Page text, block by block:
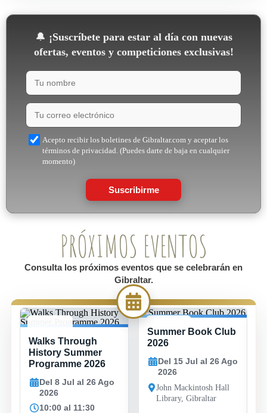
🔔 ¡Suscríbete para estar al día con nuevas
ofertas, eventos y competiciones exclusivas!
Acepto recibir los boletines de Gibraltar.com y aceptar los
términos de privacidad. (Puedes darte de baja en cualquier
momento)
Suscribirme
PRÓXIMOS EVENTOS
Consulta los próximos eventos que se celebrarán en
Gibraltar.
Through
Summer
2026
8 Jul al 26 Ago
al 11:30
Summer Book Club
Del 15 Jul al 26 Ago
John Mackintosh Hall
Library, Gibraltar
29 JUL -
Bayside